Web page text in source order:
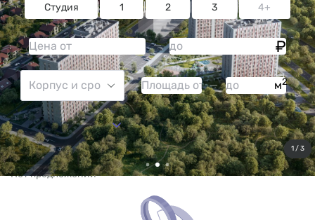
1 / 3
Студия 1 2 3 4+
м2
Больше фильтров Сбросить все
Нет предложений